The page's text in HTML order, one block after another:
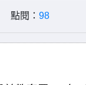
點閱： 98